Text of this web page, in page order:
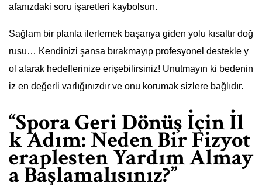
afanızdaki soru işaretleri kaybolsun.
Sağlam bir planla ilerlemek başarıya giden yolu kısaltır doğ
rusu… Kendinizi şansa bırakmayıp profesyonel destekle y
ol alarak hedeflerinize erişebilirsiniz! Unutmayın ki bedenin
iz en değerli varlığınızdır ve onu korumak sizlere bağlıdır.
“Spora Geri Dönüş İçin İl
k Adım: Neden Bir Fizyot
eraplesten Yardım Almay
a Başlamalısınız?”